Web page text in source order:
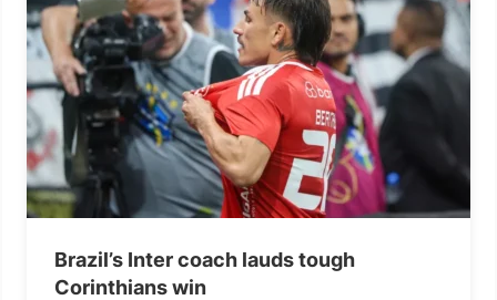
Brazil’s Inter coach lauds tough
Corinthians win